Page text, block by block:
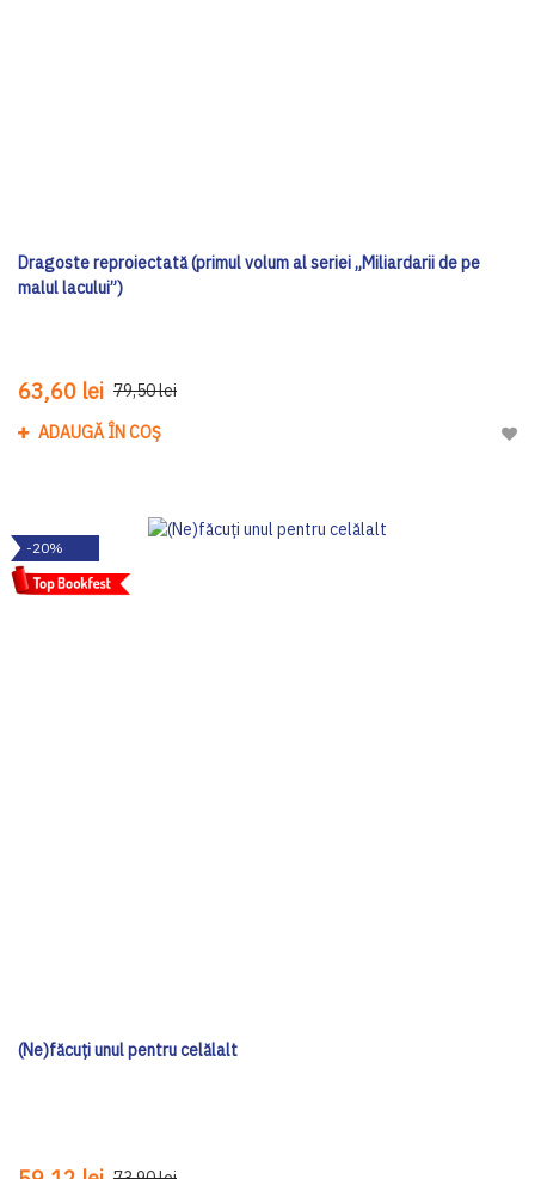
Dragoste reproiectată (primul volum al seriei „Miliardarii de pe
malul lacului”)
63,60 lei 79,50 lei
ADAUGĂ ÎN COȘ
-20%
(Ne)făcuți unul pentru celălalt